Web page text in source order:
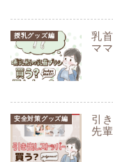
授乳グッズ編
乳
マ
安全対策グッズ編
引
先